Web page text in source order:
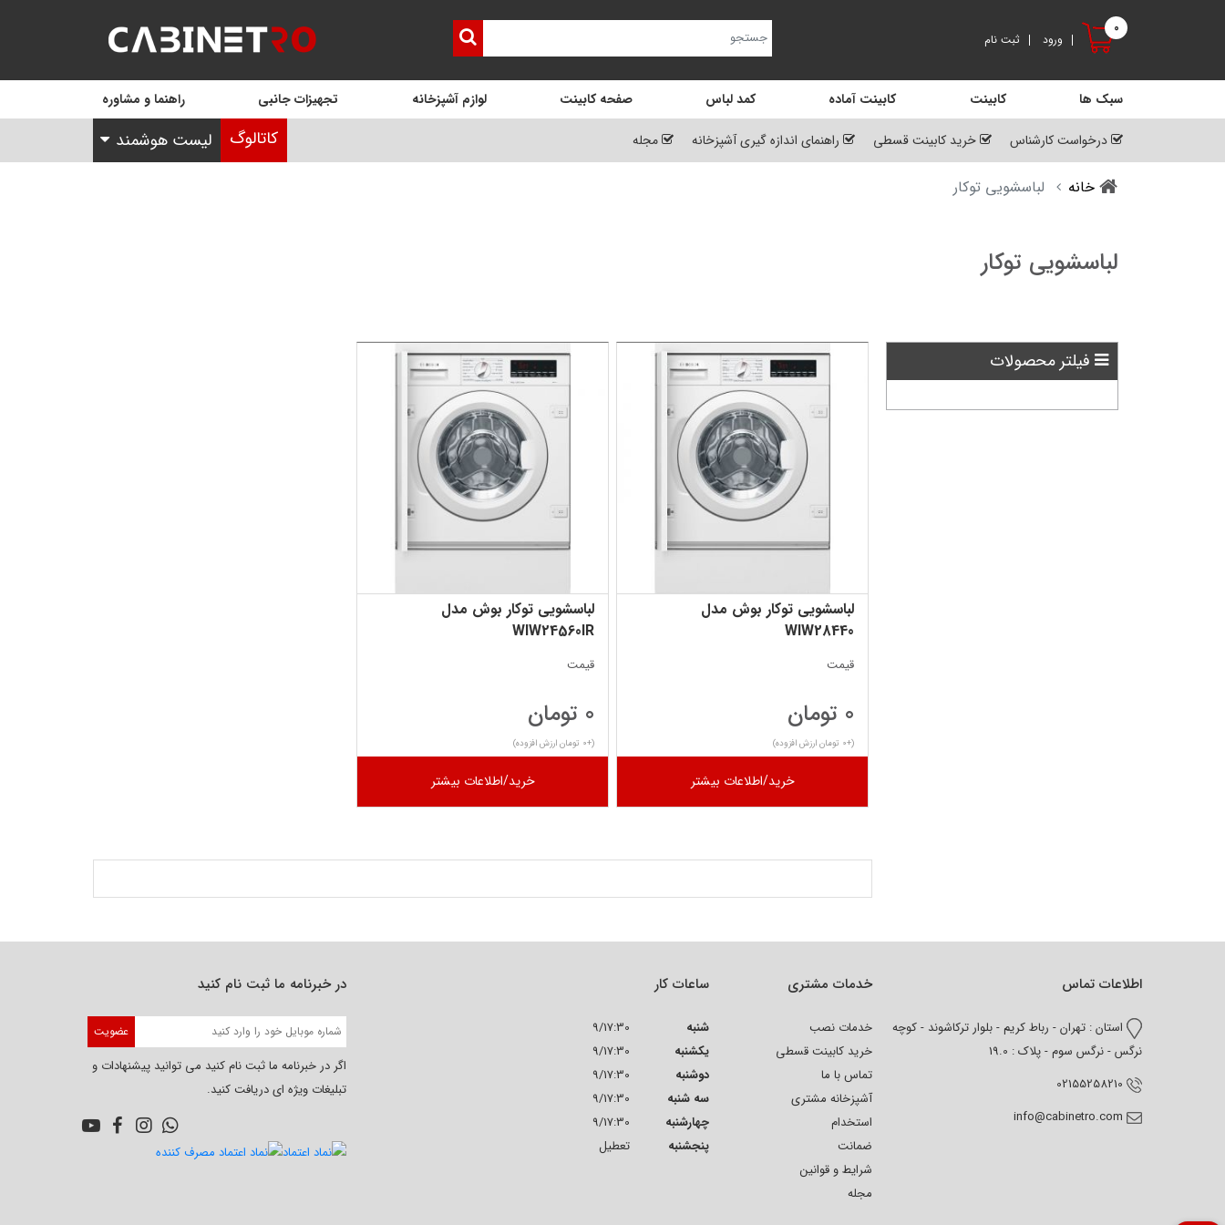
0
ورود ثبت نام
سبک ها کابینت کابینت آماده کمد لباس صفحه کابینت لوازم آشپزخانه تجهیزات جانبی راهنما و مشاوره
درخواست کارشناس خرید کابینت قسطی راهنمای اندازه گیری آشپزخانه مجله کاتالوگ لیست هوشمند
خانه لباسشویی توکار
لباسشویی توکار
فیلتر محصولات
لباسشویی توکار بوش مدل
WIW28440
قیمت
0 تومان
(+0 تومان ارزش افزوده)
خرید/اطلاعات بیشتر
لباسشویی توکار بوش مدل
WIW24560IR
قیمت
0 تومان
(+0 تومان ارزش افزوده)
خرید/اطلاعات بیشتر
اطلاعات تماس
استان : تهران - رباط کریم - بلوار ترکاشوند - کوچه
نرگس - نرگس سوم - پلاک : 19.0
02155258210
info@cabinetro.com
خدمات مشتری
خدمات نصب
خرید کابینت قسطی
تماس با ما
آشپزخانه مشتری
استخدام
ضمانت
شرایط و قوانین
مجله
ساعات کار
شنبه
9/17:30
یکشنبه
9/17:30
دوشنبه
9/17:30
سه شنبه
9/17:30
چهارشنبه
9/17:30
پنجشنبه
تعطیل
در خبرنامه ما ثبت نام کنید
عضویت
اگر در خبرنامه ما ثبت نام کنید می توانید پیشنهادات و
تبلیغات ویژه ای دریافت کنید.